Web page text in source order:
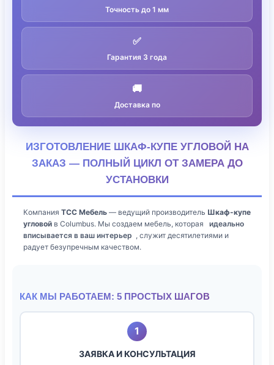
Точность до 1 мм
✅
Гарантия 3 года
🚚
Доставка по
ИЗГОТОВЛЕНИЕ ШКАФ-КУПЕ УГЛОВОЙ НА
ЗАКАЗ — ПОЛНЫЙ ЦИКЛ ОТ ЗАМЕРА ДО
УСТАНОВКИ
Компания ТСС Мебель — ведущий производитель Шкаф-купе
угловой в Columbus. Мы создаем мебель, которая
идеально
вписывается в ваш интерьер
, служит десятилетиями и
радует безупречным качеством.
КАК МЫ РАБОТАЕМ: 5 ПРОСТЫХ ШАГОВ
1
ЗАЯВКА И КОНСУЛЬТАЦИЯ